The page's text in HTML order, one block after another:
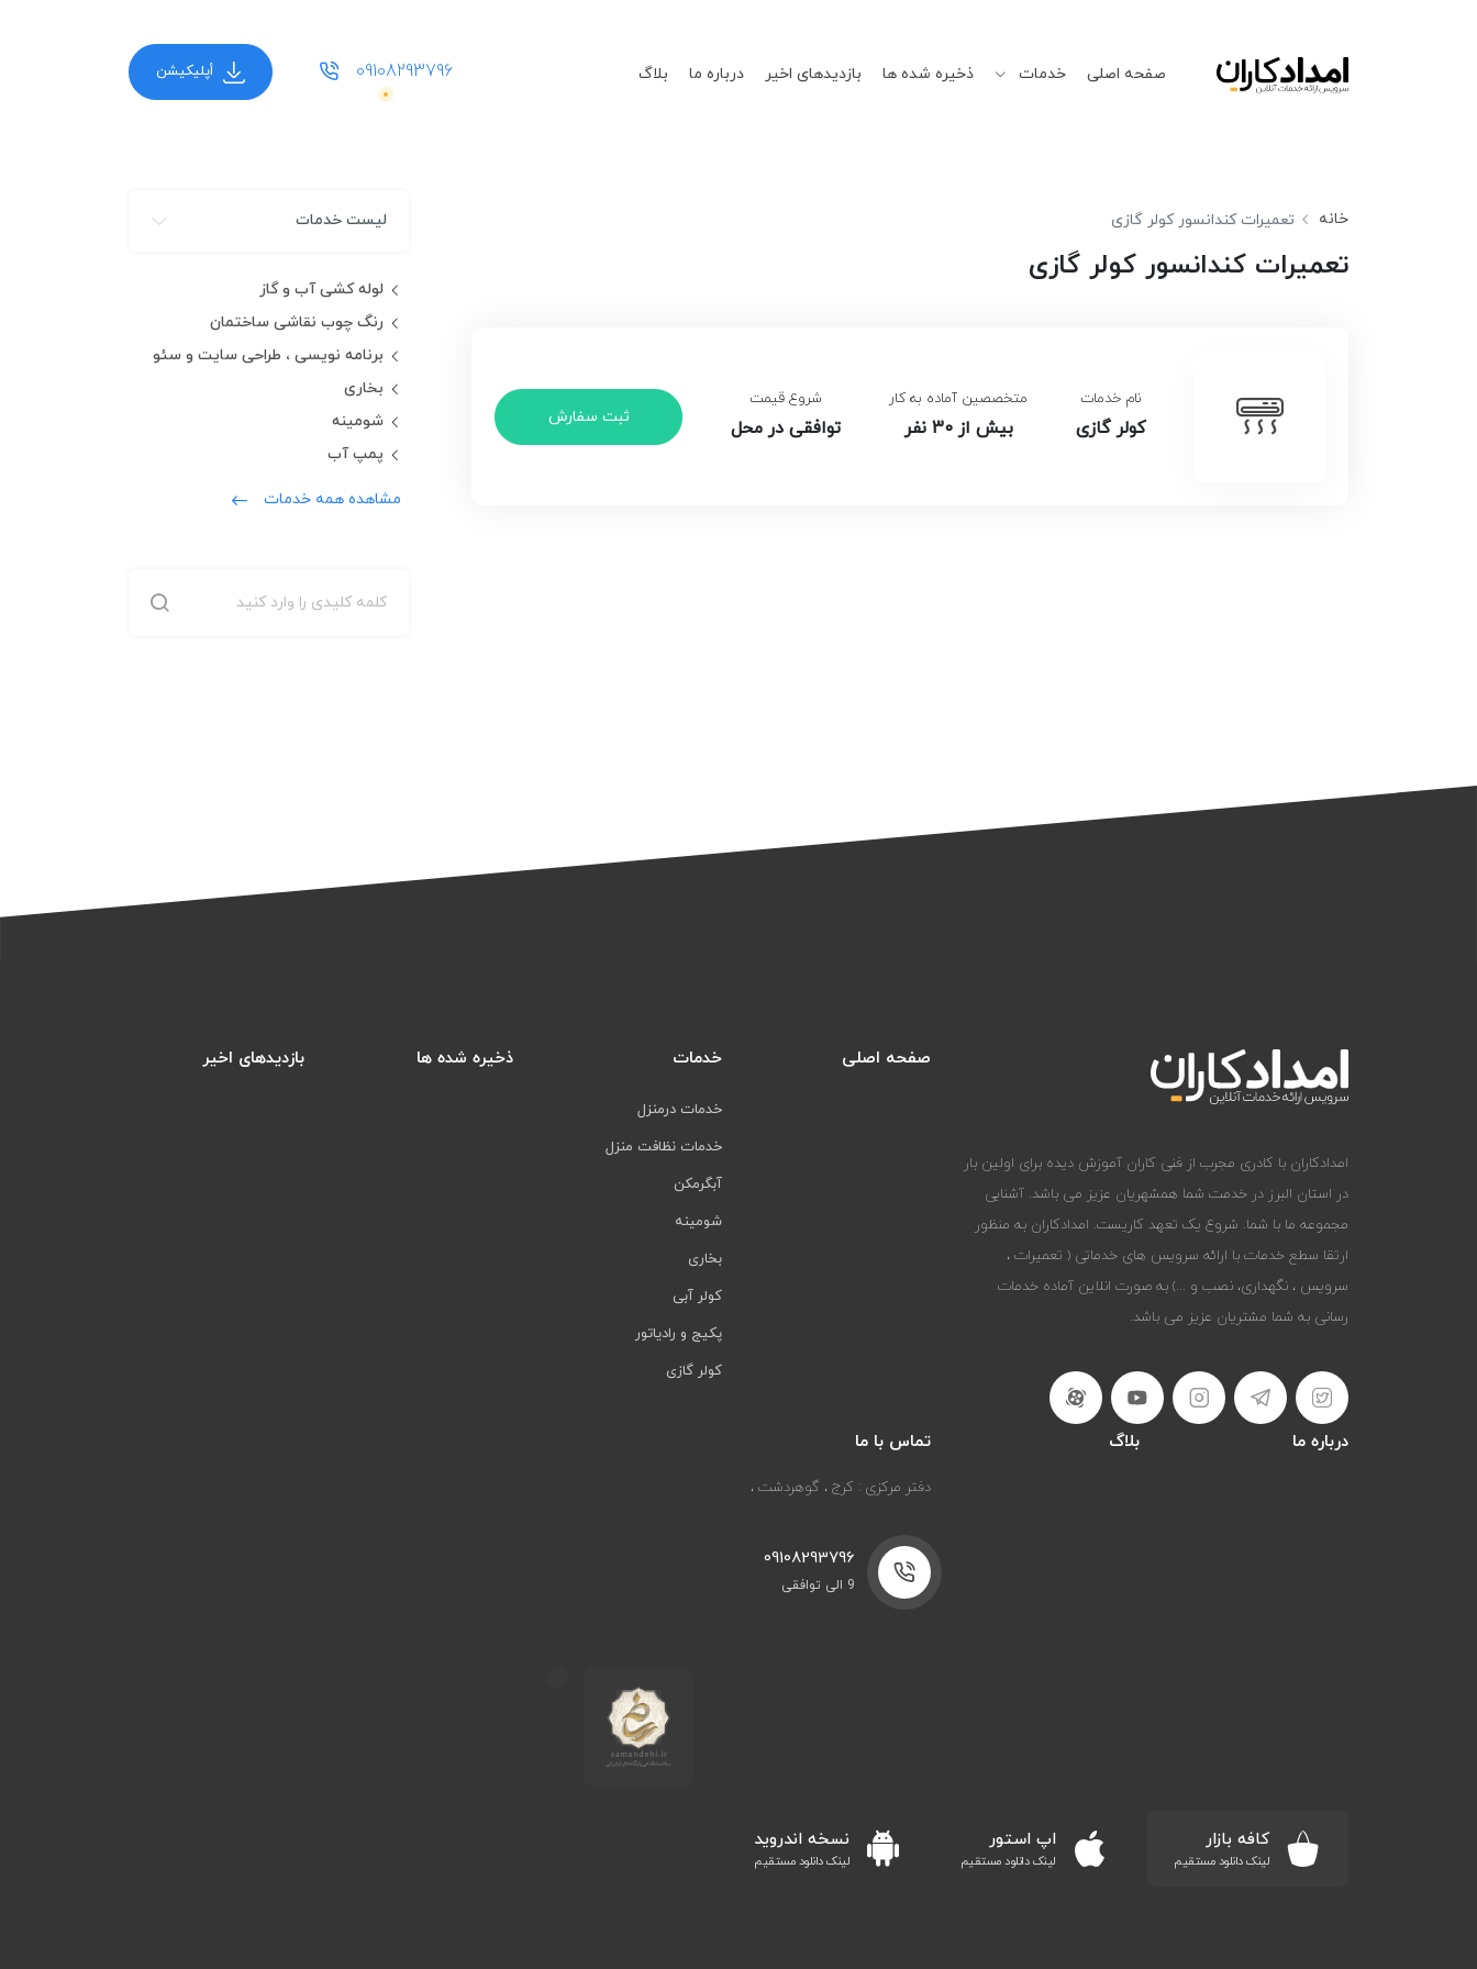
صفحه اصلی خدمات ذخیره شده ها بازدیدهای اخیر درباره ما بلاگ أپلیکیشن 09108293796
خانه تعمیرات کندانسور کولر گازی
تعمیرات کندانسور کولر گازی
نام خدمات
کولر گازی
متخصصین آماده به کار
بیش از 30 نفر
شروع قیمت
توافقی در محل ثبت سفارش
لیست خدمات
لوله کشی آب و گاز
رنگ چوب نقاشی ساختمان
برنامه نویسی ، طراحی سایت و سئو
بخاری
شومینه
پمپ آب
مشاهده همه خدمات
امدادکاران با کادری مجرب از فنی کاران آموزش دیده برای اولین بار
در استان البرز در خدمت شما همشهریان عزیز می باشد. آشنایی
مجموعه ما با شما. شروع یک تعهد کاریست. امدادکاران به منظور
ارتقا سطع خدمات با ارائه سرویس های خدماتی ( تعمیرات ،
سرویس ، نگهداری، نصب و ...) به صورت انلاین آماده خدمات
رسانی به شما مشتریان عزیز می باشد.
صفحه اصلی خدمات
خدمات درمنزل
خدمات نظافت منزل
آبگرمکن
شومینه
بخاری
کولر آبی
پکیج و رادیاتور
کولر گازی
ذخیره شده ها بازدیدهای اخیر
درباره ما بلاگ تماس با ما
دفتر مرکزی : کرج ، گوهردشت ،
09108293796
9 الی توافقی
کافه بازار
لینک دانلود مستقیم
اپ استور
لینک دانلود مستقیم
نسخه اندروید
لینک دانلود مستقیم